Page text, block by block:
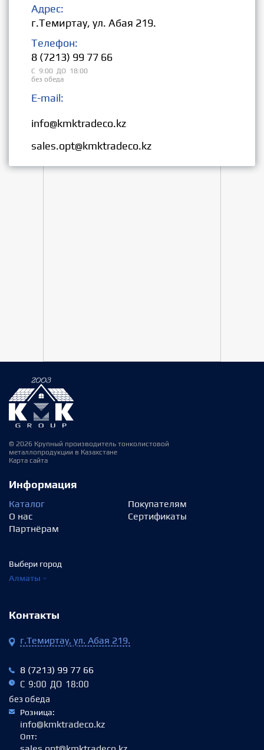
Адрес:
г.Темиртау, ул. Абая 219.
Телефон:
8 (7213) 99 77 66
С 9:00 ДО 18:00
без обеда
E-mail:
info@kmktradeco.kz
sales.opt@kmktradeco.kz
© 2026 Крупный производитель тонколистовой
металлопродукции в Казахстане
Карта сайта
Информация
Каталог
О нас
Партнёрам
Покупателям
Сертификаты
Выбери город
Алматы
Контакты
г.Темиртау, ул. Абая 219.
8 (7213) 99 77 66
С 9:00 ДО 18:00
без обеда
Розница:
info@kmktradeco.kz
Опт: